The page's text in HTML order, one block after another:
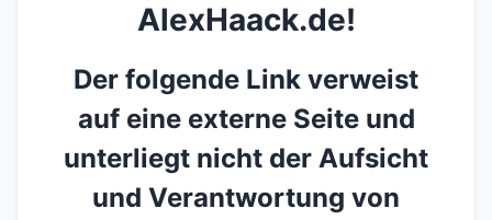
AlexHaack.de!
Der folgende Link verweist
auf eine externe Seite und
unterliegt nicht der Aufsicht
und Verantwortung von